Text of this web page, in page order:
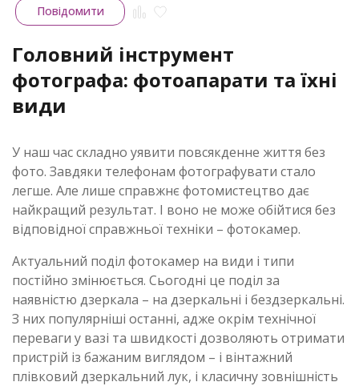
Повідомити
Головний інструмент
фотографа: фотоапарати та їхні
види
У наш час складно уявити повсякденне життя без
фото. Завдяки телефонам фотографувати стало
легше. Але лише справжнє фотомистецтво дає
найкращий результат. І воно не може обійтися без
відповідної справжньої техніки – фотокамер.
Актуальний поділ фотокамер на види і типи
постійно змінюється. Сьогодні це поділ за
наявністю дзеркала – на дзеркальні і бездзеркальні.
З них популярніші останні, адже окрім технічної
переваги у вазі та швидкості дозволяють отримати
пристрій із бажаним виглядом – і вінтажний
плівковий дзеркальний лук, і класичну зовнішність